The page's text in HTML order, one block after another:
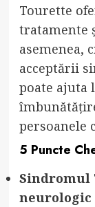
Tourette
tratamente
asemenea,
acceptării
poate ajuta
persoanele
5 Puncte
Sindromul
neurologic